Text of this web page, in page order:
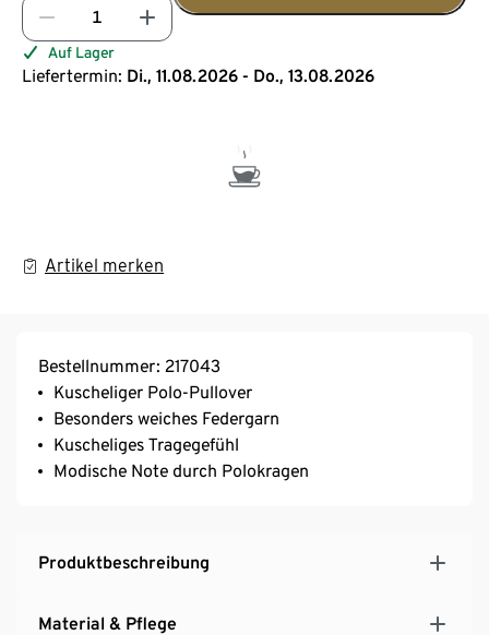
Auf Lager
Liefertermin: Di., 11.08.2026 - Do., 13.08.2026
Artikel merken
Bestellnummer: 217043
Kuscheliger Polo-Pullover
Besonders weiches Federgarn
Kuscheliges Tragegefühl
Modische Note durch Polokragen
Produktbeschreibung
Material & Pflege